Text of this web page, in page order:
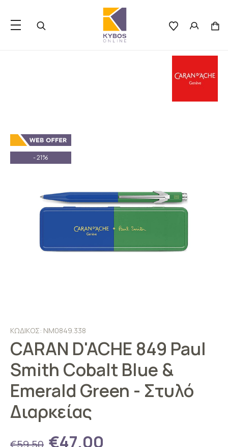
- 21%
ΚΩΔΙΚΟΣ: NM0849.338
CARAN D'ACHE 849 Paul
Smith Cobalt Blue &
Emerald Green - Στυλό
Διαρκείας
€59.50 €47.00